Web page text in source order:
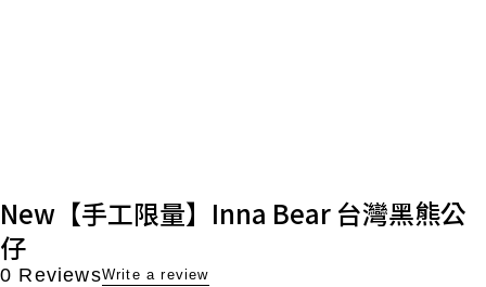
New【手工限量】Inna Bear 台灣黑熊公
仔
0 ReviewsWrite a review